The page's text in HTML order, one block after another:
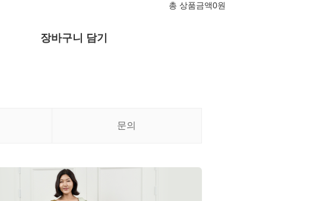
총 상품금액0원
장바구니 담기
문의